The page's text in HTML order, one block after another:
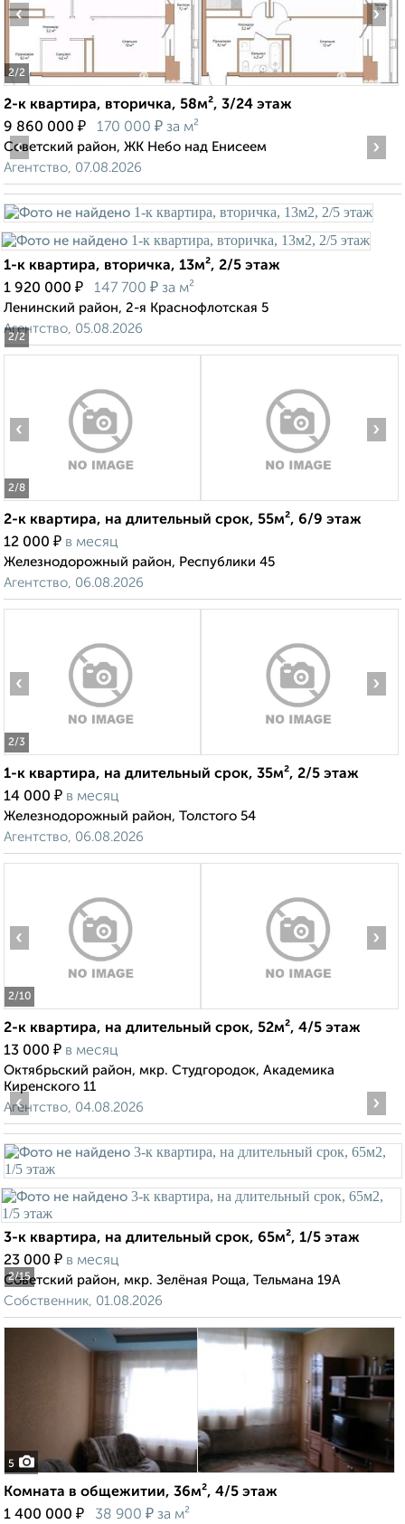
2/2
‹ ›
2-к квартира, вторичка, 58м², 3/24 этаж
9 860 000 ₽ 170 000 ₽ за м²
Советский район, ЖК Небо над Енисеем
Агентство, 07.08.2026
2/2
‹ ›
1-к квартира, вторичка, 13м², 2/5 этаж
1 920 000 ₽ 147 700 ₽ за м²
Ленинский район, 2-я Краснофлотская 5
Агентство, 05.08.2026
2/8
‹ ›
2-к квартира, на длительный срок, 55м², 6/9 этаж
12 000 ₽ в месяц
Железнодорожный район, Республики 45
Агентство, 06.08.2026
2/3
‹ ›
1-к квартира, на длительный срок, 35м², 2/5 этаж
14 000 ₽ в месяц
Железнодорожный район, Толстого 54
Агентство, 06.08.2026
2/10
‹ ›
2-к квартира, на длительный срок, 52м², 4/5 этаж
13 000 ₽ в месяц
Октябрьский район, мкр. Студгородок, Академика
Киренского 11
Агентство, 04.08.2026
2/15
‹ ›
3-к квартира, на длительный срок, 65м², 1/5 этаж
23 000 ₽ в месяц
Советский район, мкр. Зелёная Роща, Тельмана 19А
Собственник, 01.08.2026
5
Комната в общежитии, 36м², 4/5 этаж
1 400 000 ₽ 38 900 ₽ за м²